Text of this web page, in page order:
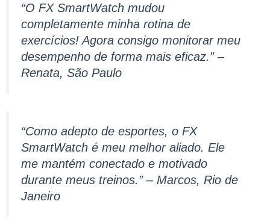
“O FX SmartWatch mudou
completamente minha rotina de
exercícios! Agora consigo monitorar meu
desempenho de forma mais eficaz.” –
Renata, São Paulo
“Como adepto de esportes, o FX
SmartWatch é meu melhor aliado. Ele
me mantém conectado e motivado
durante meus treinos.” – Marcos, Rio de
Janeiro